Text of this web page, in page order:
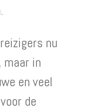
nu
in
en veel
de